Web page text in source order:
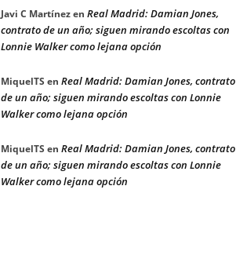
Javi C Martínezen Real Madrid: Damian Jones,
contrato de un año; siguen mirando escoltas con
Lonnie Walker como lejana opción
MiquelTS en Real Madrid: Damian Jones, contrato
de un año; siguen mirando escoltas con Lonnie
Walker como lejana opción
MiquelTS en Real Madrid: Damian Jones, contrato
de un año; siguen mirando escoltas con Lonnie
Walker como lejana opción